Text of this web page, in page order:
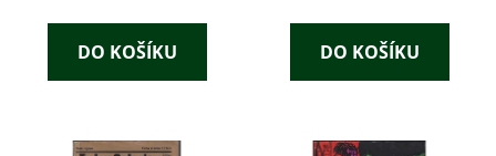
DO KOŠÍKU DO KOŠÍKU